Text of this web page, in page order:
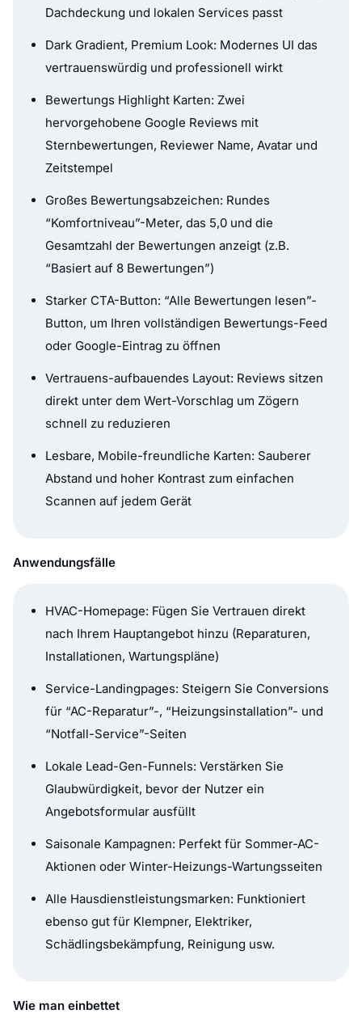
Dachdeckung und lokalen Services passt
Dark Gradient, Premium Look: Modernes UI das
vertrauenswürdig und professionell wirkt
Bewertungs Highlight Karten: Zwei
hervorgehobene Google Reviews mit
Sternbewertungen, Reviewer Name, Avatar und
Zeitstempel
Großes Bewertungsabzeichen: Rundes
“Komfortniveau”-Meter, das 5,0 und die
Gesamtzahl der Bewertungen anzeigt (z.B.
“Basiert auf 8 Bewertungen”)
Starker CTA-Button: “Alle Bewertungen lesen”-
Button, um Ihren vollständigen Bewertungs-Feed
oder Google-Eintrag zu öffnen
Vertrauens-aufbauendes Layout: Reviews sitzen
direkt unter dem Wert-Vorschlag um Zögern
schnell zu reduzieren
Lesbare, Mobile-freundliche Karten: Sauberer
Abstand und hoher Kontrast zum einfachen
Scannen auf jedem Gerät
Anwendungsfälle
HVAC-Homepage: Fügen Sie Vertrauen direkt
nach Ihrem Hauptangebot hinzu (Reparaturen,
Installationen, Wartungspläne)
Service-Landingpages: Steigern Sie Conversions
für “AC-Reparatur”-, “Heizungsinstallation”- und
“Notfall-Service”-Seiten
Lokale Lead-Gen-Funnels: Verstärken Sie
Glaubwürdigkeit, bevor der Nutzer ein
Angebotsformular ausfüllt
Saisonale Kampagnen: Perfekt für Sommer-AC-
Aktionen oder Winter-Heizungs-Wartungsseiten
Alle Hausdienstleistungsmarken: Funktioniert
ebenso gut für Klempner, Elektriker,
Schädlingsbekämpfung, Reinigung usw.
Wie man einbettet